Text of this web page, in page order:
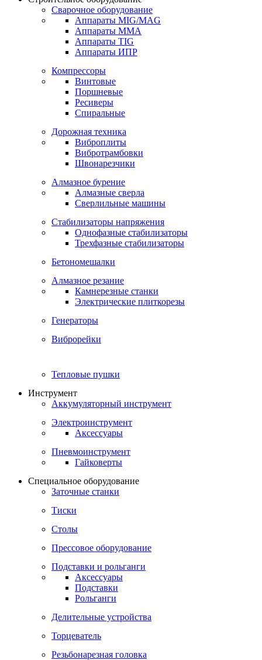
Сварочное оборудование
Аппараты MIG/MAG
Аппараты MMA
Аппараты TIG
Аппараты ИПР
Компрессоры
Винтовые
Поршневые
Ресиверы
Спиральные
Дорожная техника
Виброплиты
Вибротрамбовки
Швонарезчики
Алмазное бурение
Алмазные сверла
Сверлильные машины
Стабилизаторы напряжения
Однофазные стабилизаторы
Трехфазные стабилизаторы
Бетономешалки
Алмазное резание
Камнерезные станки
Электрические плиткорезы
Генераторы
Виброрейки
Тепловые пушки
Инструмент
Аккумуляторный инструмент
Электроинструмент
Аксессуары
Пневмоинструмент
Гайковерты
Специальное оборудование
Заточные станки
Тиски
Столы
Прессовое оборудование
Подставки и рольганги
Аксессуары
Подставки
Рольганги
Делительные устройства
Торцеватель
Резьбонарезная головка